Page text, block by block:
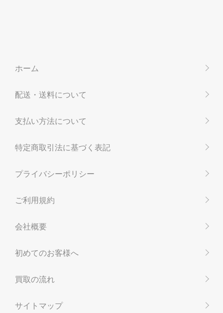
ホーム
配送・送料について
支払い方法について
特定商取引法に基づく表記
プライバシーポリシー
ご利用規約
会社概要
初めてのお客様へ
買取の流れ
サイトマップ